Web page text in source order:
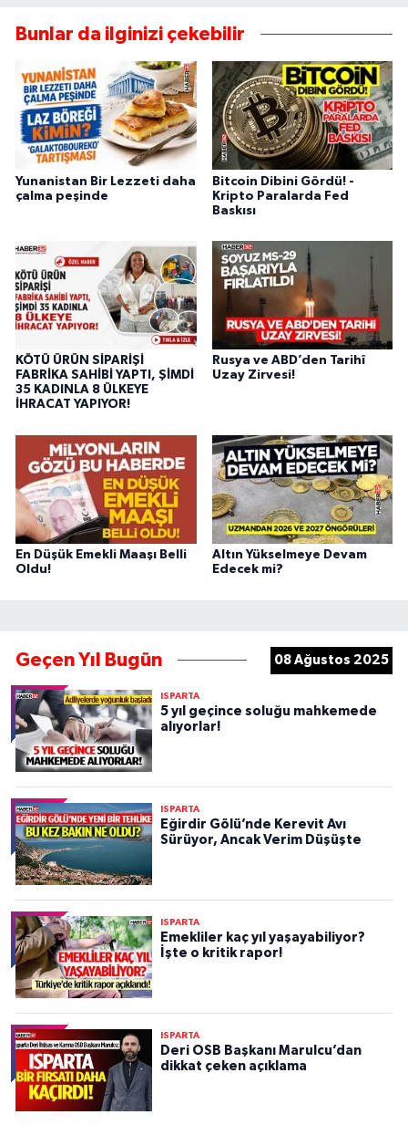
Bunlar da ilginizi çekebilir
Yunanistan Bir Lezzeti daha
çalma peşinde
Bitcoin Dibini Gördü! -
Kripto Paralarda Fed
Baskısı
KÖTÜ ÜRÜN SİPARİŞİ
FABRİKA SAHİBİ YAPTI, ŞİMDİ
35 KADINLA 8 ÜLKEYE
İHRACAT YAPIYOR!
Rusya ve ABD’den Tarihî
Uzay Zirvesi!
En Düşük Emekli Maaşı Belli
Oldu!
Altın Yükselmeye Devam
Edecek mi?
Geçen Yıl Bugün 08 Ağustos 2025
ISPARTA
5 yıl geçince soluğu mahkemede
alıyorlar!
ISPARTA
Eğirdir Gölü’nde Kerevit Avı
Sürüyor, Ancak Verim Düşüşte
ISPARTA
Emekliler kaç yıl yaşayabiliyor?
İşte o kritik rapor!
ISPARTA
Deri OSB Başkanı Marulcu’dan
dikkat çeken açıklama